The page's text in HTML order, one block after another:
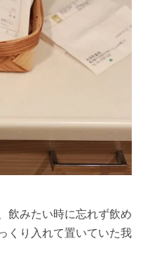
飲みたい時に忘れず飲め
くり入れて置いていた我